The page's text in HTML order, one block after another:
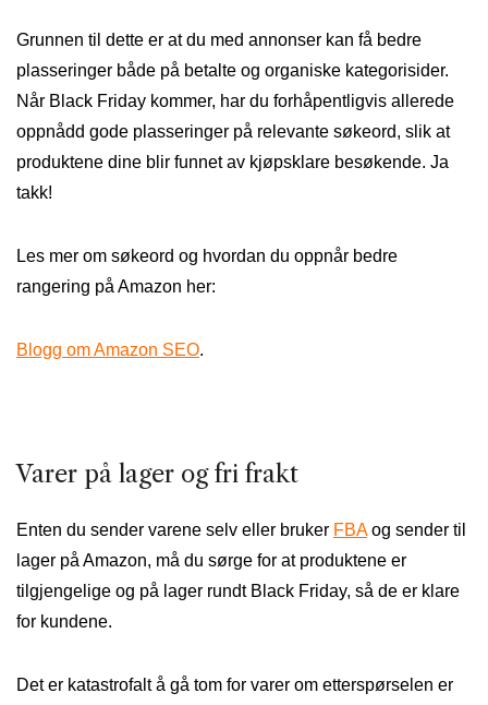
Grunnen til dette er at du med annonser kan få bedre
plasseringer både på betalte og organiske kategorisider.
Når Black Friday kommer, har du forhåpentligvis allerede
oppnådd gode plasseringer på relevante søkeord, slik at
produktene dine blir funnet av kjøpsklare besøkende. Ja
takk!
Les mer om søkeord og hvordan du oppnår bedre
rangering på Amazon her:
Blogg om Amazon SEO.
Varer på lager og fri frakt
Enten du sender varene selv eller bruker FBAog sender til
lager på Amazon, må du sørge for at produktene er
tilgjengelige og på lager rundt Black Friday, så de er klare
for kundene.
Det er katastrofalt å gå tom for varer om etterspørselen er